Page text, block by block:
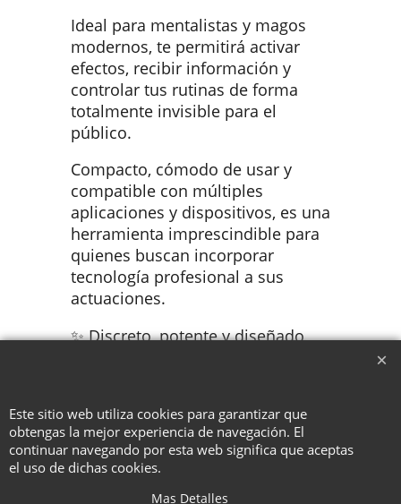
Ideal para mentalistas y magos
modernos, te permitirá activar
efectos, recibir información y
controlar tus rutinas de forma
totalmente invisible para el
público.
Compacto, cómodo de usar y
compatible con múltiples
aplicaciones y dispositivos, es una
herramienta imprescindible para
quienes buscan incorporar
tecnología profesional a sus
actuaciones.
✨ Discreto, potente y diseñado
To create online store ShopFactory eCommerce software was used.
Este sitio web utiliza cookies para garantizar que
obtengas la mejor experiencia de navegación. El
continuar navegando por esta web significa que aceptas
el uso de dichas cookies.
Mas Detalles